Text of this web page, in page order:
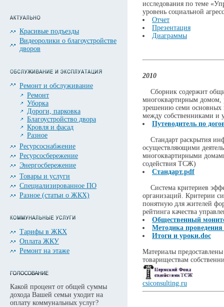
Красивые подъезды
Видеоролики о благоустройстве
дворов
Ремонт и обслуживание
Ремонт
Уборка
Дороги, парковка
Благоустройство двора
Кровля и фасад
Разное
Ресурсоснабжение
Ресурсосбережение
Энергосбережение
Товары и услуги
Специализированное ПО
Разное (статьи о ЖКХ)
Тарифы в ЖКХ
Оплата ЖКУ
Ремонт на этаже
Какой процент от общей суммы
дохода Вашей семьи уходит на
оплату коммунальных услуг?
исследования по теме
уровень социальной
Отчет
Презентация
Диаграммы
2010
Сборник содержит
многоквартирным домом,
зрешению семи основных
между собственниками и
Путеводитель по
Стандарт раскрытия
осуществляющими
многоквартирными
содействия ТСЖ)
Стандарт.pdf
Система критериев
организаций. Критерии
понятную для жителей
рейтинга качества
Общественный
Методика
Итоги и уроки.doc
Материалы
товариществам
csiconsulting.ru